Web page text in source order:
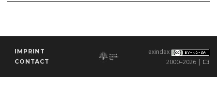
IMPRINT
CONTACT
exindex
2000–2026 | C3